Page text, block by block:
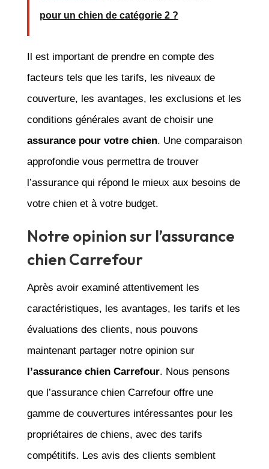
pour un chien de catégorie 2 ?
Il est important de prendre en compte des
facteurs tels que les tarifs, les niveaux de
couverture, les avantages, les exclusions et les
conditions générales avant de choisir une
assurance pour votre chien. Une comparaison
approfondie vous permettra de trouver
l’assurance qui répond le mieux aux besoins de
votre chien et à votre budget.
Notre opinion sur l’assurance
chien Carrefour
Après avoir examiné attentivement les
caractéristiques, les avantages, les tarifs et les
évaluations des clients, nous pouvons
maintenant partager notre opinion sur
l’assurance chien Carrefour. Nous pensons
que l’assurance chien Carrefour offre une
gamme de couvertures intéressantes pour les
propriétaires de chiens, avec des tarifs
compétitifs. Les avis des clients semblent